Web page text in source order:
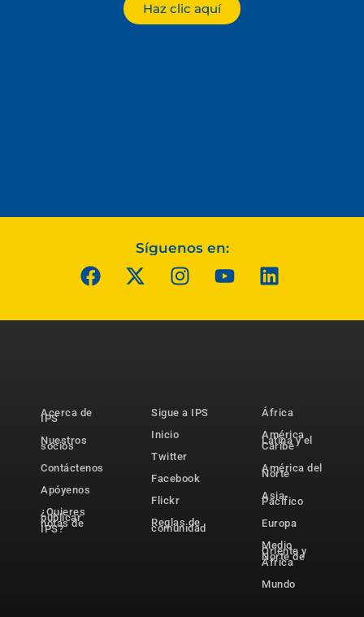
Haz clic aquí
Síguenos en:
Acerca de
IPS
Nuestros
socios
Contáctenos
Apóyenos
¿Quieres
publicar
notas de
IPS?
Sigue a IPS
Inicio
Twitter
Facebook
Flickr
Reglas de
comunidad
África
América
Latina y el
Caribe
América del
Norte
Asia-
Pacífico
Europa
Medio
Oriente y
Norte de
África
Mundo